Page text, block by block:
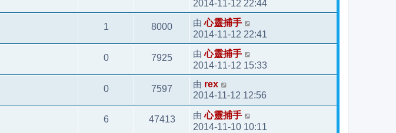
2014-11-12 22:44
1 8000 由心靈捕手
2014-11-12 22:41
0 7925 由心靈捕手
2014-11-12 15:33
0 7597 由 rex
2014-11-12 12:56
6 47413 由心靈捕手
2014-11-10 10:11